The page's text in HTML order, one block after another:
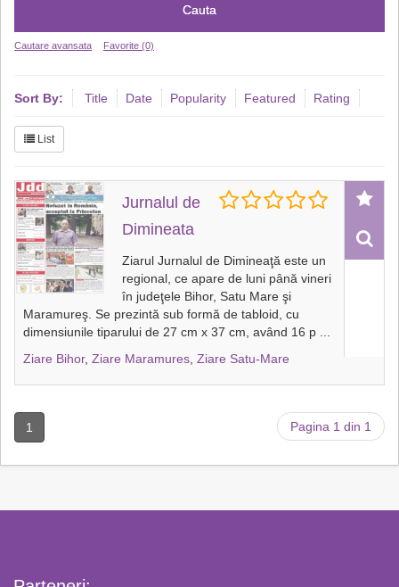
Cauta
Cautare avansata Favorite (0)
Sort By: Title Date Popularity Featured Rating
List
Jurnalul de
Dimineata
Ziarul Jurnalul de Dimineaţă este un
regional, ce apare de luni până vineri
în judeţele Bihor, Satu Mare şi
Maramureş. Se prezintă sub formă de tabloid, cu
dimensiunile tiparului de 27 cm x 37 cm, având 16 p
Ziare Bihor, Ziare Maramures Ziare Satu-Mare
1 Pagina 1 din 1